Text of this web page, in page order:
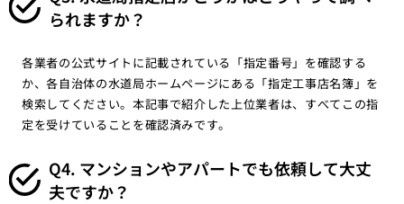
られますか？
各業者の公式サイトに記載されている「指定番号」を確認する
か、各自治体の水道局ホームページにある「指定工事店名簿」を
検索してください。本記事で紹介した上位業者は、すべてこの指
定を受けていることを確認済みです。
Q4. マンションやアパートでも依頼して大丈
夫ですか？